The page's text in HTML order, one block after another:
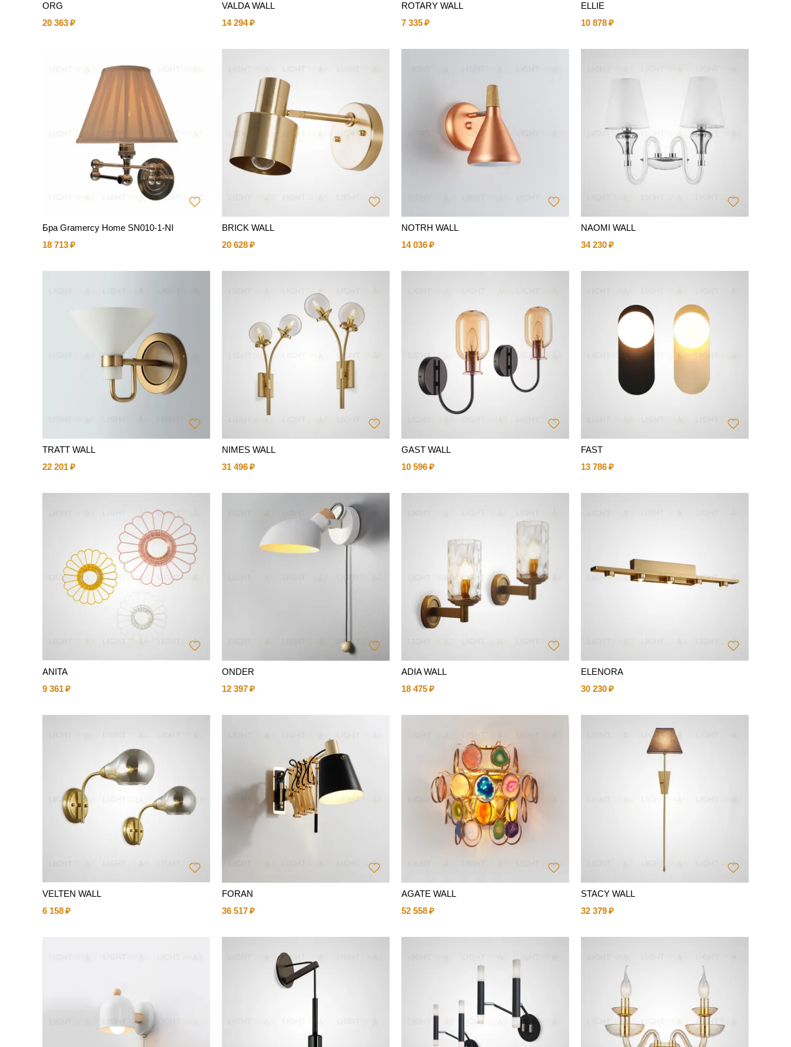
ORG
20 363
VALDA WALL
14 294
ROTARY WALL
7 335
ELLIE
10 878
Бра Gramercy Home SN010-1-NI
18 713
BRICK WALL
20 628
NOTRH WALL
14 036
NAOMI WALL
34 230
TRATT WALL
22 201
NIMES WALL
31 496
GAST WALL
10 596
FAST
13 786
ANITA
9 361
ONDER
12 397
ADIA WALL
18 475
ELENORA
30 230
VELTEN WALL
6 158
FORAN
36 517
AGATE WALL
52 558
STACY WALL
32 379